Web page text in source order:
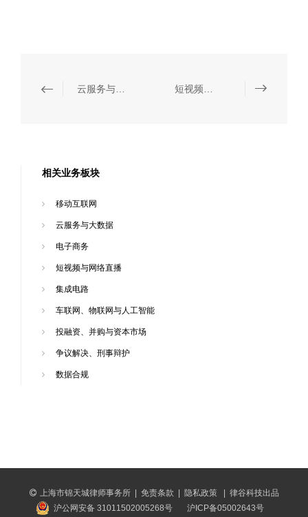
相关业务板块
移动互联网
云服务与大数据
电子商务
短视频与网络直播
集成电路
车联网、物联网与人工智能
投融资、并购与资本市场
争议解决、刑事辩护
数据合规
上海市锦天城律师事务所 | 免责条款 | 隐私政策 | 律谷科技出品
沪公网安备 31011502005268号
沪ICP备05002643号